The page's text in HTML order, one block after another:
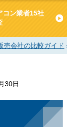
コン業者15社
売会社の比較ガイド
30日